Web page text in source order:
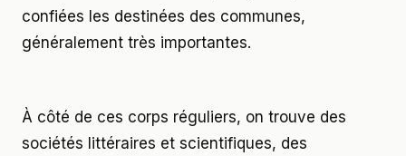
confiées les destinées des communes,
généralement très importantes.
À côté de ces corps réguliers, on trouve des
sociétés littéraires et scientifiques, des